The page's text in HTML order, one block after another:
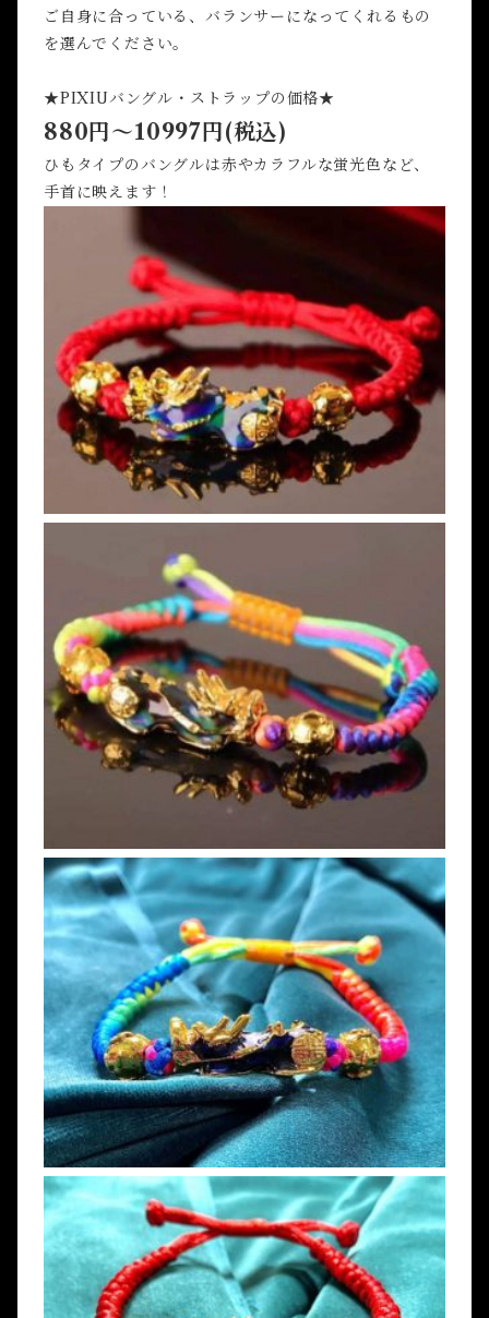
ご自身に合っている、バランサーになってくれるもの
を選んでください。
★PIXIUバングル・ストラップの価格★
880円～10997円(税込)
ひもタイプのバングルは赤やカラフルな蛍光色など、
手首に映えます！